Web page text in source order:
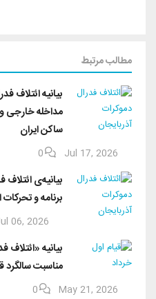
مطالب مرتبط
بیانیه ائتلاف
مداخله
ساکن ایران
Jul 17, 2026
0
بیانیه‌ی ائتلاف
برنامه و
06, 2026
بیانیه «ائتلاف
مناسبت سالگرد
May 21, 2026
0